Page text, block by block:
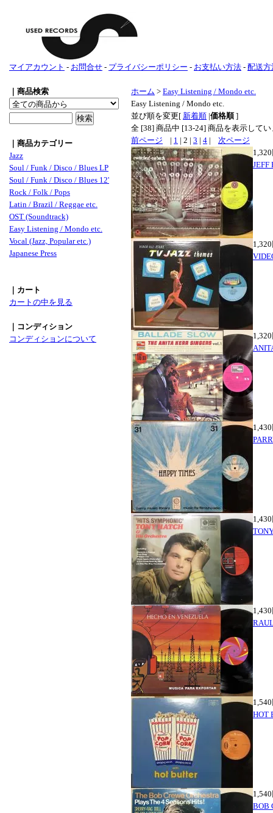
マイアカウント - お問合せ - プライバシーポリシー - お支払い方法 - 配送方
｜商品検索
｜商品カテゴリー
Jazz
Soul / Funk / Disco / Blues LP
Soul / Funk / Disco / Blues 12'
Rock / Folk / Pops
Latin / Brazil / Reggae etc.
OST (Soundtrack)
Easy Listening / Mondo etc.
Vocal (Jazz, Popular etc.)
Japanese Press
｜カート
カートの中を見る
｜コンディション
コンディションについて
ホーム > Easy Listening / Mondo etc.
Easy Listening / Mondo etc.
並び順を変更[ 新着順 |価格順]
全 [38] 商品中 [13-24] 商品を表示して
前ページ | 1 | 2 | 3 | 4 | 次ページ
JEFF
HOT
BOB